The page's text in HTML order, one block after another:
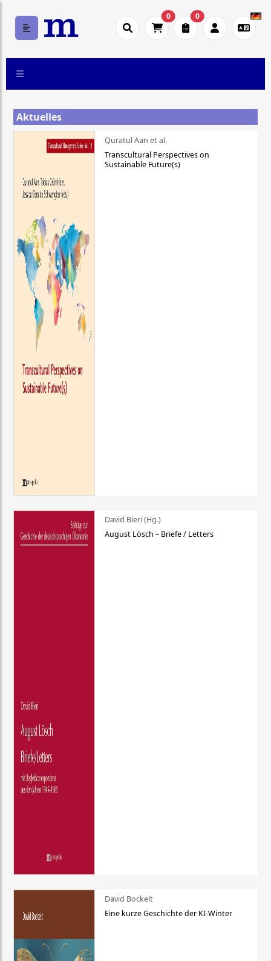
0 0
Aktuelles
Quratul Aan et al.
Transcultural Perspectives on
Sustainable Future(s)
David Bieri (Hg.)
August Lösch – Briefe / Letters
David Bockelt
Eine kurze Geschichte der KI-Winter